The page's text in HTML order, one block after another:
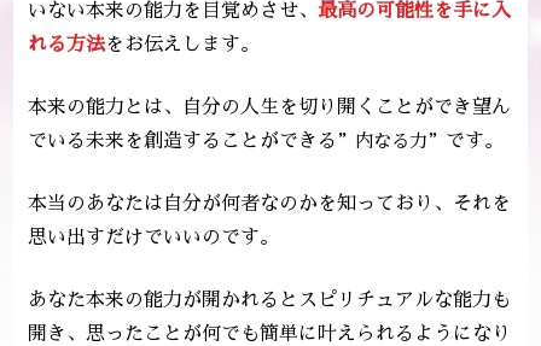
いない本来の能力を目覚めさせ、 最高の可能性を手に入
れる方法をお伝えします。
本来の能力とは、自分の人生を切り開くことができ望ん
でいる未来を創造することができる ”内なる力” です。
本当のあなたは自分が何者なのかを知っており、それを
思い出すだけでいいのです。
あなた本来の能力が開かれるとスピリチュアルな能力も
開き、思ったことが何でも簡単に叶えられるようになり